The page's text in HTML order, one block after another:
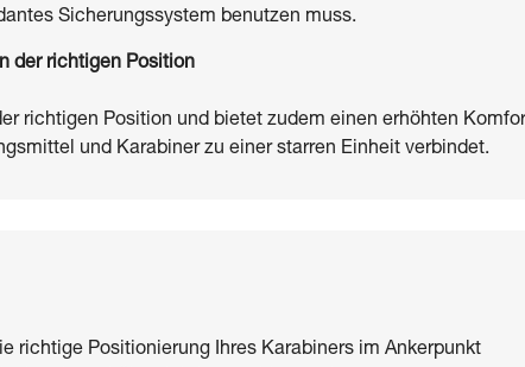
Sicherungssystem benutzen muss.
der richtigen Position
richtigen Position und bietet zudem einen erhöhten
und Karabiner zu einer starren Einheit verbindet.
richtige Positionierung Ihres Karabiners im Ankerpunkt